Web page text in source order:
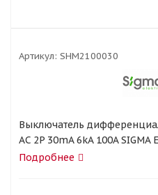
Артикул: SHM2100030
Выключатель
AC 2P 30mA 6kA 100A SIGMA
Подробнее